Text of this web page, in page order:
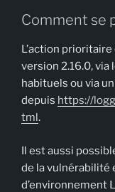
Comment se
L’action
version 2.16.0,
habituels ou via
depuis https://
tml .
Il est aussi
de la vulnérabilité
d’environnement